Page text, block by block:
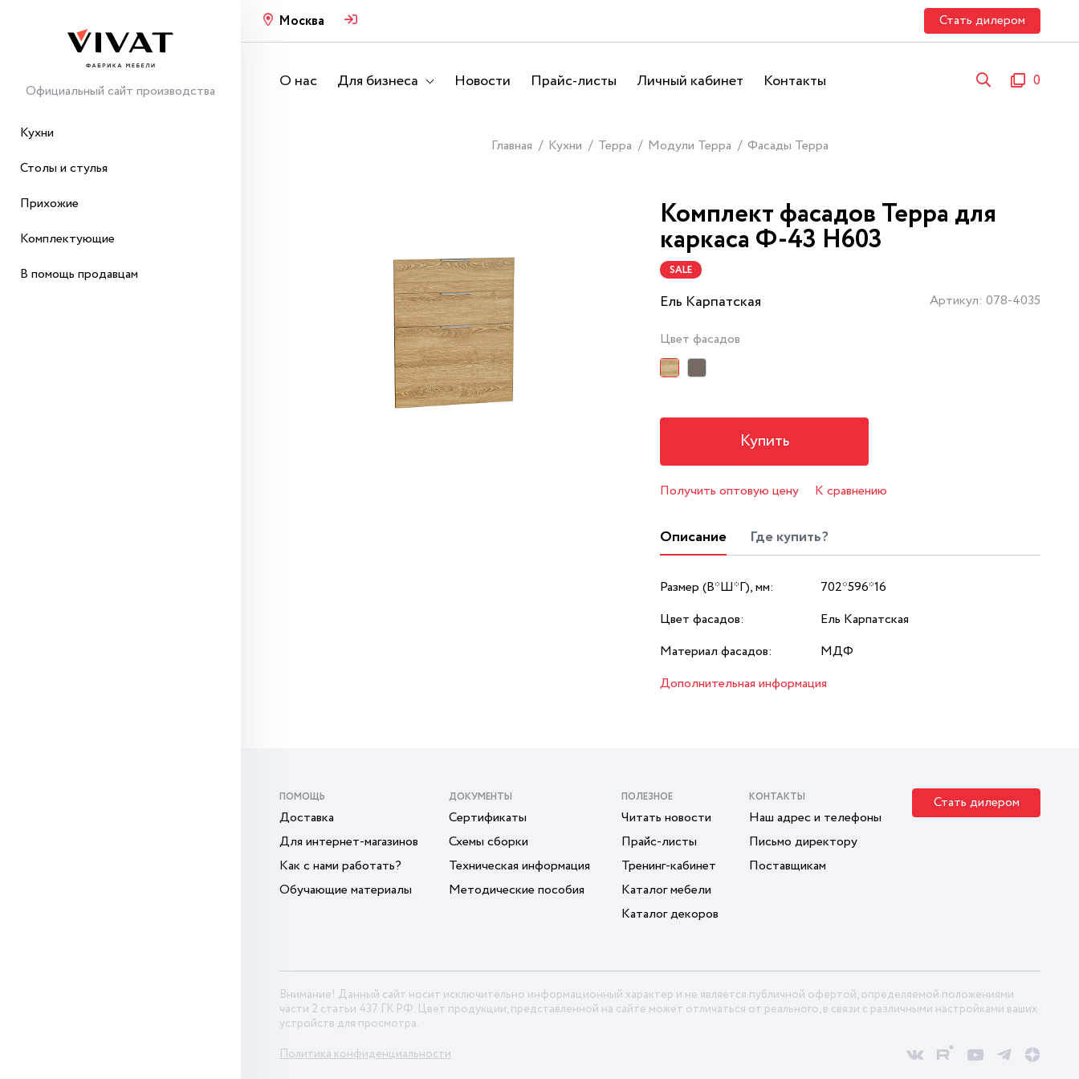
Официальный сайт производства
Кухни
Столы и стулья
Прихожие
Комплектующие
В помощь продавцам
Москва Стать дилером
О нас Для бизнеса Новости Прайс-листы Личный кабинет Контакты 0
Главная Кухни Терра Модули Терра Фасады Терра
Комплект фасадов Терра для
каркаса Ф-43 Н603
SALE
Ель Карпатская Артикул: 078-4035
Цвет фасадов
Купить
Получить оптовую цену К сравнению
Описание Где купить?
Размер (В*Ш*Г), мм:
702*596*16
Цвет фасадов:
Ель Карпатская
Материал фасадов:
МДФ
Дополнительная информация
ПОМОЩЬ
Доставка
Для интернет-магазинов
Как с нами работать?
Обучающие материалы
ДОКУМЕНТЫ
Сертификаты
Схемы сборки
Техническая информация
Методические пособия
ПОЛЕЗНОЕ
Читать новости
Прайс-листы
Тренинг-кабинет
Каталог мебели
Каталог декоров
КОНТАКТЫ
Наш адрес и телефоны
Письмо директору
Поставщикам
Стать дилером
Внимание! Данный сайт носит исключительно информационный характер и не является публичной офертой, определяемой положениями
части 2 статьи 437 ГК РФ. Цвет продукции, представленной на сайте может отличаться от реального, в связи с различными настройками ваших
устройств для просмотра.
Политика конфиденциальности